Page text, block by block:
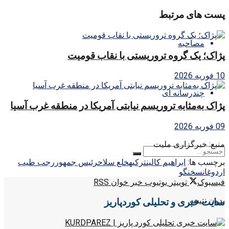
مصاحبه
چندرسانه ای
بدون نتیجه
پست های مرتبط
پژاک؛ یک گروه تروریستی با نقاب قومیت
10 فوریه 2026
پژاک به‌مثابه تروریسم نیابتی آمریکا در منطقه غرب آسیا
09 فوریه 2026
منبع: خبرگزاری ملیت
برچسب ها: ابراهيم كالينتركيهخلع سلاحرئيس جمهور رجب طيب
اردوغانسخنگو
فیسبوک
توییتر یوتیوب خبر خوان RSS
سایت خبری و تحلیلی کوردپاریز